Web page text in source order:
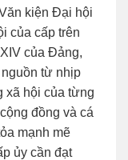
kiện Đại hội
của cấp trên
của Đảng,
từ nhịp
xã hội của từng
đồng và cá
mạnh mẽ
ủy cần đạt